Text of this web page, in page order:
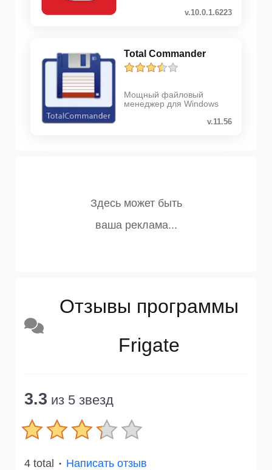
v.10.0.1.6223
Total Commander
Мощный файловый
менеджер для Windows
v.11.56
Отзывы программы
Frigate
3.3 из 5 звезд
4 total ● Написать отзыв